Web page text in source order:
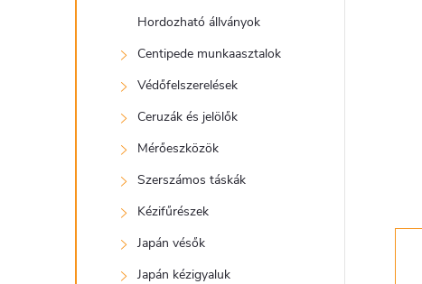
Hordozható állványok
Centipede munkaasztalok
Védőfelszerelések
Ceruzák és jelölők
Mérőeszközök
Szerszámos táskák
Kézifűrészek
Japán vésők
Japán kézigyaluk